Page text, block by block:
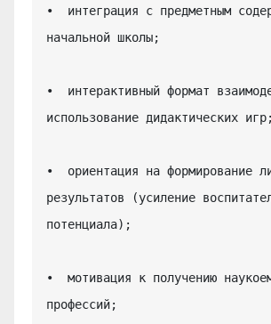
•  интеграция с предметным
начальной школы;
•  интерактивный формат
использование дидактических игр;
•  ориентация на формирование
результатов (усиление
потенциала);
•  мотивация к получению
профессий;